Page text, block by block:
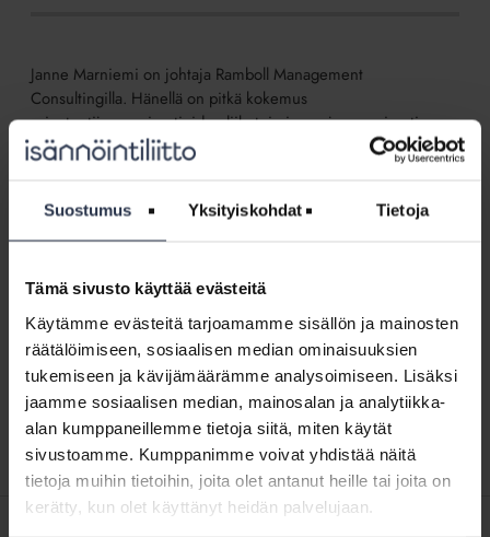
Suostumus Yksityiskohdat Tietoja
Tämä sivusto käyttää evästeitä
Käytämme evästeitä tarjoamamme sisällön ja mainosten
räätälöimiseen, sosiaalisen median ominaisuuksien
tukemiseen ja kävijämäärämme analysoimiseen. Lisäksi
jaamme sosiaalisen median, mainosalan ja analytiikka-
alan kumppaneillemme tietoja siitä, miten käytät
sivustoamme. Kumppanimme voivat yhdistää näitä
tietoja muihin tietoihin, joita olet antanut heille tai joita on
kerätty, kun olet käyttänyt heidän palvelujaan.
Janne Marniemi on johtaja Ramboll Management
Consultingilla. Hänellä on pitkä kokemus
asiantuntijaorganisaatioiden liiketoiminnan ja organisaation
sisäisten prosessien, johtamisen sekä toimintakulttuurin
kehittämistyöstä.
Näytä aakkosjärjestyksessä
isännöintialan
tekijänä?
Minä isännöintialan tulevaisuuden tekijänä?
BLOGI 10.8.2018
Muutos sitä, muutos tätä, muutos tuota… Erilaisista
muutoksista ja niiden vaikutuksista eri
liiketoimintasektoreille on viime aikoina puhuttu niin
paljon, että sana muutos aiheuttaa jo itsessään...